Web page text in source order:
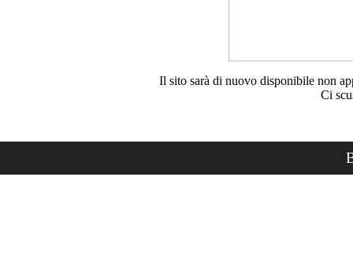
Il sito sarà di nuovo disponibile non
Ci